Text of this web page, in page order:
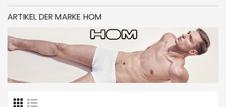
Zubehör
ARTIKEL DER MARKE HOM